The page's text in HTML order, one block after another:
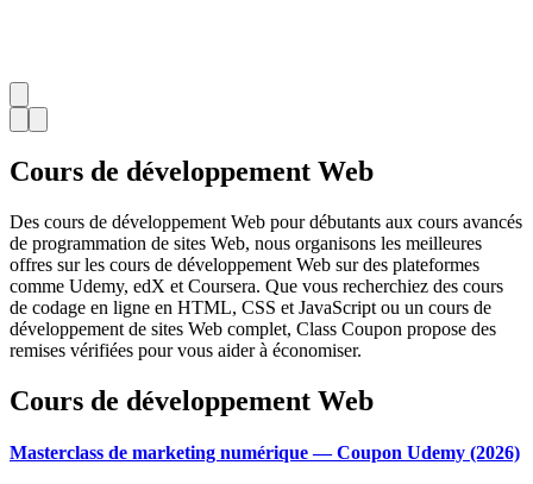
Cours de développement Web
Des cours de développement Web pour débutants aux cours avancés
de programmation de sites Web, nous organisons les meilleures
offres sur les cours de développement Web sur des plateformes
comme Udemy, edX et Coursera. Que vous recherchiez des cours
de codage en ligne en HTML, CSS et JavaScript ou un cours de
développement de sites Web complet, Class Coupon propose des
remises vérifiées pour vous aider à économiser.
Cours de développement Web
Masterclass de marketing numérique — Coupon Udemy (2026)